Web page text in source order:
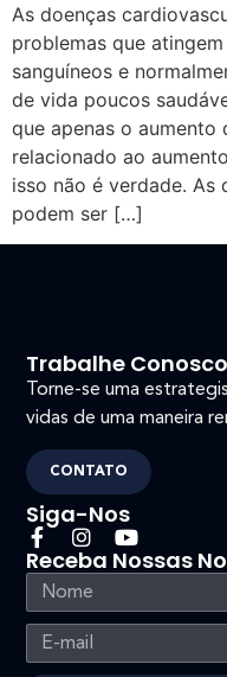
As doenças
problemas que
sanguíneos e
de vida poucos
que apenas o aumento
relacionado ao
isso não é verdade. As
podem ser […]
Trabalhe Conosco
Torne-se uma
vidas de uma maneira
CONTATO
Siga-Nos
Receba Nossas